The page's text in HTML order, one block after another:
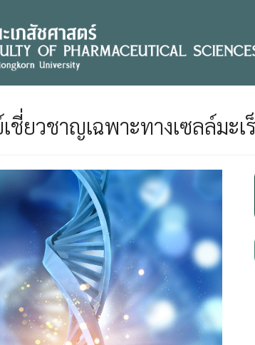
ชี่ยวชาญเฉพาะทางเซลล์มะเ